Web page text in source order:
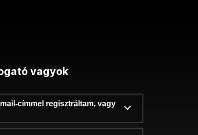
vagyok
címmel regisztráltam, vagy